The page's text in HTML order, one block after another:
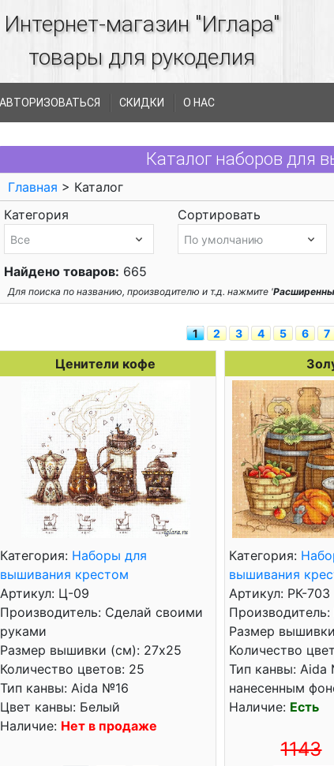
Интернет-магазин "Иглара"
товары для рукоделия
АВТОРИЗОВАТЬСЯ СКИДКИ О НАС
Каталог наборов для
Главная > Каталог
Категория
Сортировать
Найдено товаров: 665
Для поиска по названию, производителю и т.д. нажмите '
1 2 3 4 5 6 7
Ценители кофе
Категория: Наборы для
вышивания крестом
Артикул: Ц-09
Производитель: Сделай своими
руками
Размер вышивки (см): 27x25
Количество цветов: 25
Тип канвы: Aida №16
Цвет канвы: Белый
Наличие: Нет в продаже
Категория:
вышивания
Артикул: РК-703
Размер
Количество
Тип канвы: Aida
нанесенным
Наличие: Есть
1143